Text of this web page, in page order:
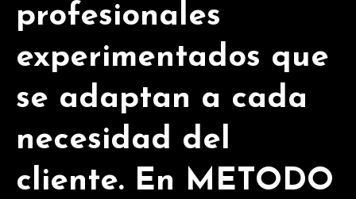
profesionales
experimentados que
se adaptan a cada
necesidad del
cliente. En METODO